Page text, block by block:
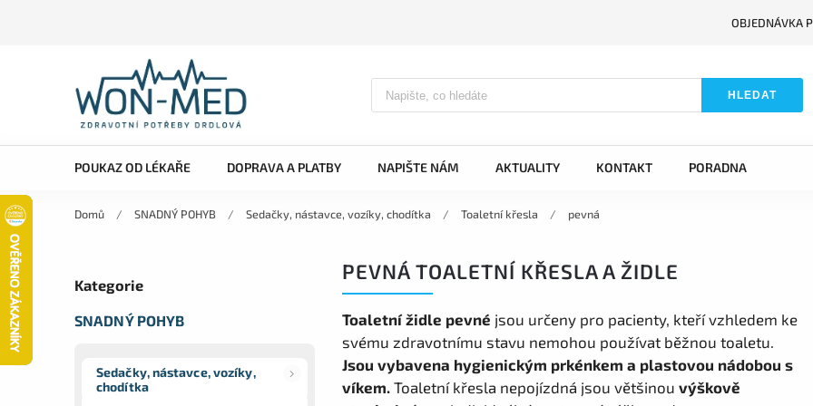
OBJEDNÁVKA
HLEDAT
POUKAZ OD LÉKAŘE DOPRAVA A PLATBY NAPIŠTE NÁM AKTUALITY KONTAKT PORADNA
Domů / SNADNÝ POHYB / Sedačky, nástavce, vozíky, chodítka / Toaletní křesla / pevná
Kategorie
SNADNÝ POHYB
Sedačky, nástavce, vozíky,
chodítka
PEVNÁ TOALETNÍ KŘESLA A ŽIDLE
Toaletní židle pevné jsou určeny pro pacienty, kteří vzhledem ke
svému zdravotnímu stavu nemohou používat běžnou toaletu.
Jsou vybavena hygienickým prkénkem a plastovou nádobou s
víkem. Toaletní křesla nepojízdná jsou většinou výškově